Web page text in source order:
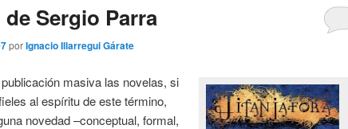
Sergio Parra
porIgnacio Illarregui Gárate
masiva las novelas, si
al espíritu de este término,
novedad –conceptual, formal,